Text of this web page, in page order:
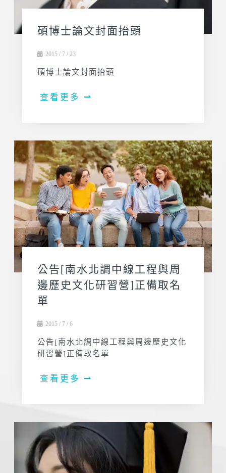
碩博士論文封面抬頭
2015 / 7 / 23
碩博士論文封面抬頭
查看更多 ⇀
公告[南水北調中線工程與周
邊歷史文化研習營]正備取名
單
2015 / 7 / 6
公告[南水北調中線工程與周邊歷史文化
研習營]正備取名單
查看更多 ⇀